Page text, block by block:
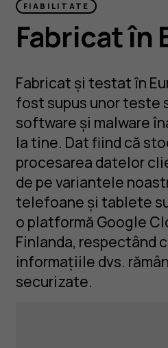
FIABILITATE
Fabricat în
Fabricat și testat în
fost supus unor teste
software și malware
la tine. Dat fiind că
procesarea datelor
de pe variantele
telefoane și tablete
o platformă Google
Finlanda, respectând
informațiile dvs.
securizate.